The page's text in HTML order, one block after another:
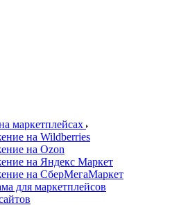
маркетплейсах
на Wildberries
на Ozon
на Яндекс Маркет
на СберМегаМаркет
для маркетплейсов